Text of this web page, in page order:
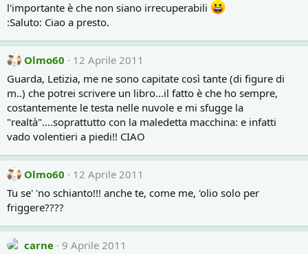
l'importante è che non siano irrecuperabili
:Saluto: Ciao a presto.
Olmo60
12 Aprile 2011
Guarda, Letizia, me ne sono capitate così tante (di figure di
m..) che potrei scrivere un libro...il fatto è che ho sempre,
costantemente le testa nelle nuvole e mi sfugge la
"realtà"....soprattutto con la maledetta macchina: e infatti
vado volentieri a piedi!! CIAO
Olmo60
12 Aprile 2011
Tu se' 'no schianto!!! anche te, come me, 'olio solo per
friggere????
carne
9 Aprile 2011